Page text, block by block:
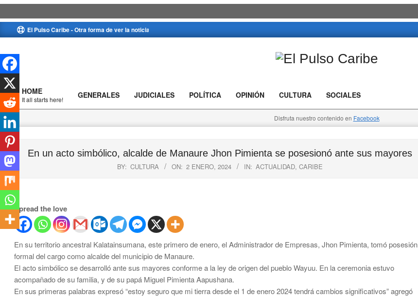
to
El Pulso Caribe - Otra forma de ver la noticia
Caribe
Primary
Navigation
Menu
HOME
It all starts here! GENERALES JUDICIALES POLÍTICA OPINIÓN CULTURA SOCIALES
Disfruta nuestro contenido en Facebook
En un acto simbólico, alcalde de Manaure Jhon Pimienta se posesionó ante sus mayores
BY: CULTURA ON: 2 ENERO, 2024 IN: ACTUALIDAD, CARIBE
Spread the love
En su territorio ancestral Kalatainsumana, este primero de enero, el Administrador de Empresas, Jhon Pimienta, tomó posesión
formal del cargo como alcalde del municipio de Manaure.
El acto simbólico se desarrolló ante sus mayores conforme a la ley de origen del pueblo Wayuu. En la ceremonia estuvo
acompañado de su familia, y de su papá Miguel Pimienta Aapushana.
En sus primeras palabras expresó “estoy seguro que mi tierra desde el 1 de enero 2024 tendrá cambios significativos” agregó